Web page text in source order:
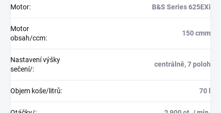
Motor: B&S Series 625EXi
Motor
obsah/ccm:
150 cmm
Nastavení výšky
sečení/:
centrálně, 7 poloh
Objem koše/litrů: 70 l